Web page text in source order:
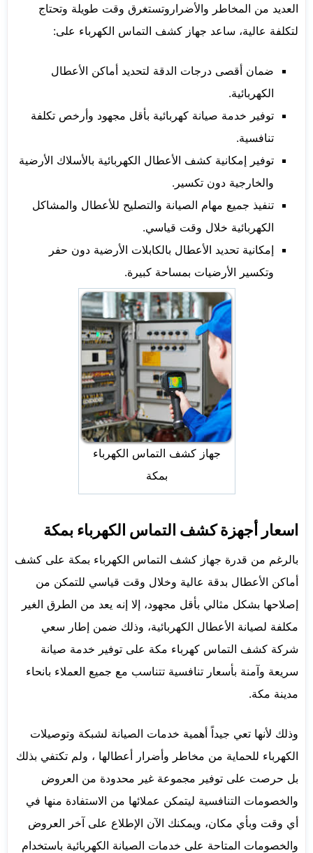
العديد من المخاطر والأضراروتستغرق وقت طويلة وتحتاج
لتكلفة عالية، ساعد جهاز كشف التماس الكهرباء على:
ضمان أقصى درجات الدقة لتحديد أماكن الأعطال
الكهربائية.
توفير خدمة صيانة كهربائية بأقل مجهود وأرخص تكلفة
تنافسية.
توفير إمكانية كشف الأعطال الكهربائية بالأسلاك الأرضية
والخارجية دون تكسير.
تنفيذ جميع مهام الصيانة والتصليح للأعطال والمشاكل
الكهربائية خلال وقت قياسي.
إمكانية تحديد الأعطال بالكابلات الأرضية دون حفر
وتكسير الأرضيات بمساحة كبيرة.
جهاز كشف التماس الكهرباء
بمكة
اسعار أجهزة كشف التماس الكهرباء بمكة
بالرغم من قدرة جهاز كشف التماس الكهرباء بمكة على كشف
أماكن الأعطال بدقة عالية وخلال وقت قياسي للتمكن من
إصلاحها بشكل مثالي بأقل مجهود، إلا إنه يعد من الطرق الغير
مكلفة لصيانة الأعطال الكهربائية، وذلك ضمن إطار سعي
شركة كشف التماس كهرباء مكة على توفير خدمة صيانة
سريعة وآمنة بأسعار تنافسية تتناسب مع جميع العملاء بانحاء
مدينة مكة.
وذلك لأنها تعي جيداً أهمية خدمات الصيانة لشبكة وتوصيلات
الكهرباء للحماية من مخاطر وأضرار أعطالها ، ولم تكتفي بذلك
بل حرصت على توفير مجموعة غير محدودة من العروض
والخصومات التنافسية ليتمكن عملائها من الاستفادة منها في
أي وقت وبأي مكان، ويمكنك الآن الإطلاع على آخر العروض
والخصومات المتاحة على خدمات الصيانة الكهربائية باستخدام